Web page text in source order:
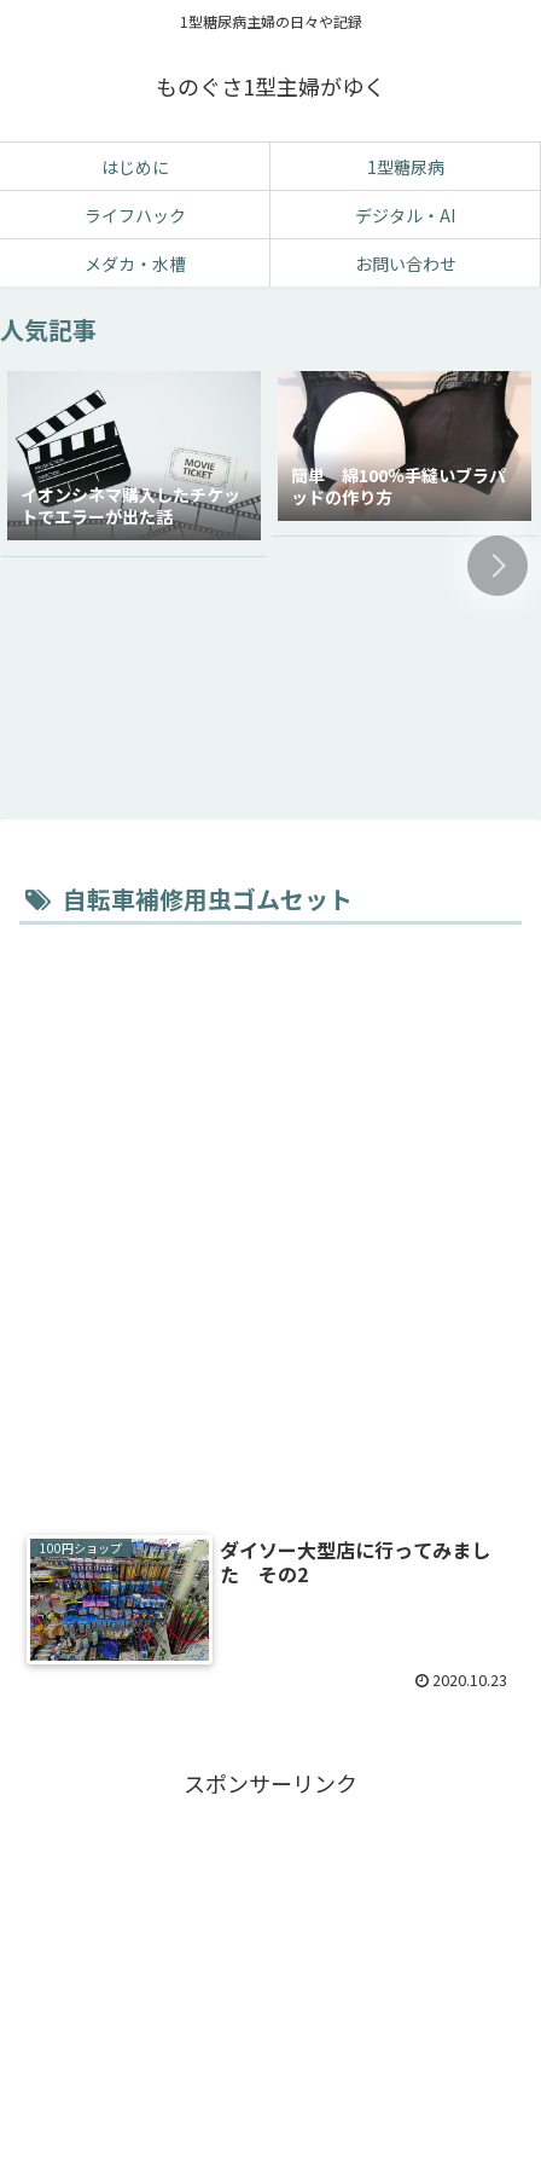
1型糖尿病主婦の日々や記録
ものぐさ1型主婦がゆく
はじめに
1型糖尿病
ライフハック
デジタル・AI
メダカ・水槽
お問い合わせ
人気記事
イオンシネマ購入したチケッ
トでエラーが出た話
簡単 綿100％手縫いブラパ
ッドの作り方
自転車補修用虫ゴムセット
100円ショップ
ダイソー大型店に行ってみまし
た その2
2020.10.23
スポンサーリンク